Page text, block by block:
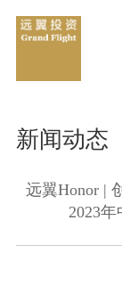
新闻动态
远翼Honor |
2023年